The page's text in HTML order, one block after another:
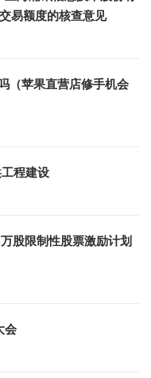
易额度的核查意见
（苹果直营店修手机会
程建设
股限制性股票激励计划
会